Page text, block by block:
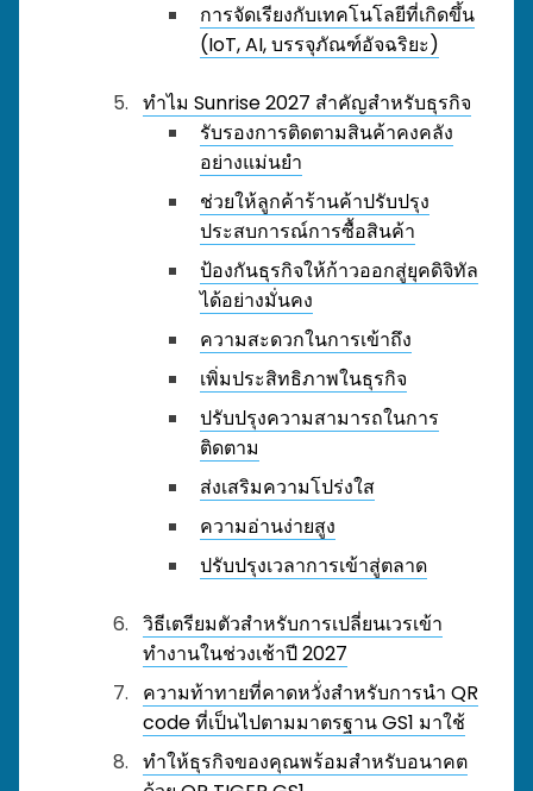
การจัดเรียงกับเทคโนโลยีที่เกิดขึ้น
(IoT, AI, บรรจุภัณฑ์อัจฉริยะ)
ทำไม Sunrise 2027 สำคัญสำหรับธุรกิจ
รับรองการติดตามสินค้าคงคลัง
อย่างแม่นยำ
ช่วยให้ลูกค้าร้านค้าปรับปรุง
ประสบการณ์การซื้อสินค้า
ป้องกันธุรกิจให้ก้าวออกสู่ยุคดิจิทัล
ได้อย่างมั่นคง
ความสะดวกในการเข้าถึง
เพิ่มประสิทธิภาพในธุรกิจ
ปรับปรุงความสามารถในการ
ติดตาม
ส่งเสริมความโปร่งใส
ความอ่านง่ายสูง
ปรับปรุงเวลาการเข้าสู่ตลาด
วิธีเตรียมตัวสำหรับการเปลี่ยนเวรเข้า
ทำงานในช่วงเช้าปี 2027
ความท้าทายที่คาดหวั่งสำหรับการนำ QR
code ที่เป็นไปตามมาตรฐาน GS1 มาใช้
ทำให้ธุรกิจของคุณพร้อมสำหรับอนาคต